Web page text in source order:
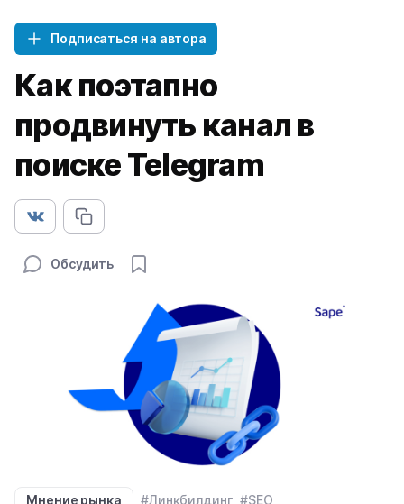
Подписаться на автора
Как поэтапно
продвинуть канал в
поиске Telegram
Обсудить
Мнение рынка #Линкбилдинг #SEO